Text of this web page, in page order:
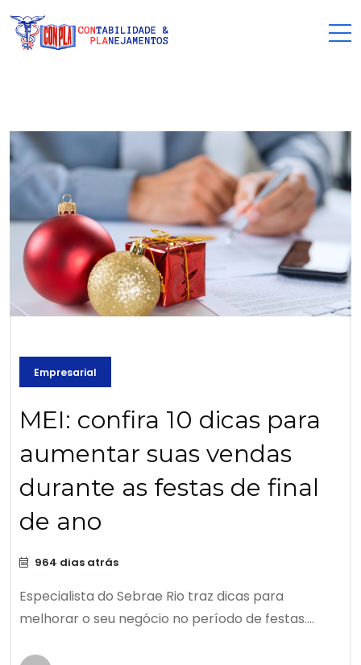
Empresarial
MEI: confira 10 dicas para
aumentar suas vendas
durante as festas de final
de ano
964 dias atrás
Especialista do Sebrae Rio traz dicas para
melhorar o seu negócio no período de festas....